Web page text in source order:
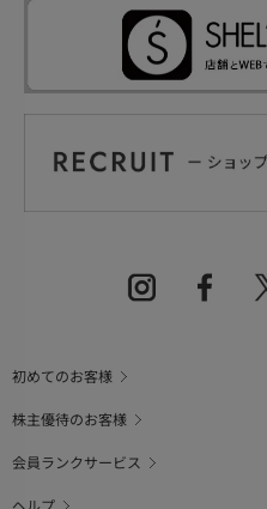
初めてのお客様
株主優待のお客様
会員ランクサービス